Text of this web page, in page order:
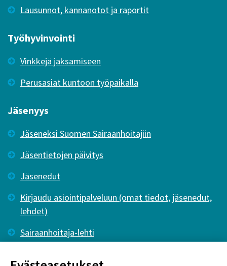
Lausunnot, kannanotot ja raportit
Työhyvinvointi
Vinkkejä jaksamiseen
Perusasiat kuntoon työpaikalla
Jäsenyys
Jäseneksi Suomen Sairaanhoitajiin
Jäsentietojen päivitys
Jäsenedut
Kirjaudu asiointipalveluun (omat tiedot, jäsenedut,
lehdet)
Sairaanhoitaja-lehti